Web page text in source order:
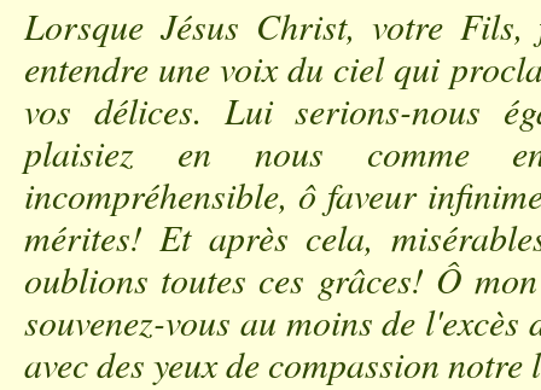
Lorsque Jésus Christ, votre
entendre une voix du ciel qui
vos délices. Lui serions-nous
plaisiez en nous comme
incompréhensible, ô faveur
mérites! Et après cela,
oublions toutes ces grâces! Ô
souvenez-vous au moins de
avec des yeux de compassion